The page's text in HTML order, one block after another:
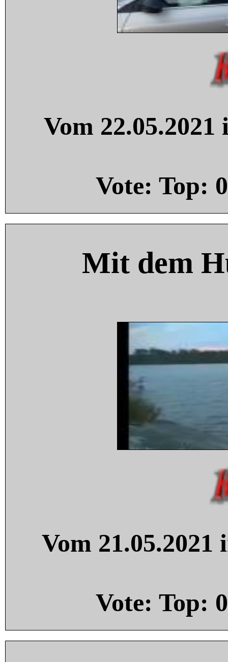
Vom
Vote: Top: 0
Mit dem
Vom
Vote: Top: 0